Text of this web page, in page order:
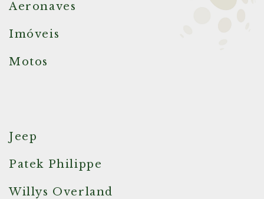
Aeronaves
Imóveis
Motos
Jeep
Patek Philippe
Willys Overland